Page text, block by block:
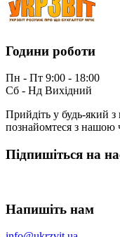
Години роботи
Пн - Пт 9:00 - 18:00
Сб - Нд Вихідний
Прийдіть у будь-який з
познайомтеся з
Підпишіться на
Напишіть нам